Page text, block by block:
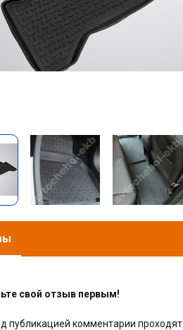
свой отзыв первым!
публикацией комментарии